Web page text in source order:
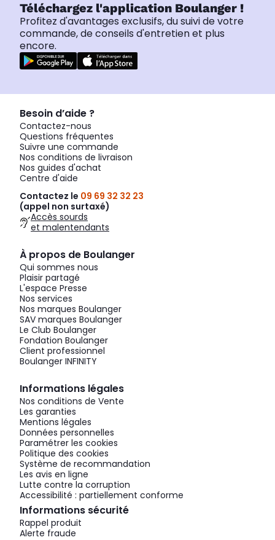
Téléchargez l'application Boulanger !
Profitez d'avantages exclusifs, du suivi de votre
commande, de conseils d'entretien et plus
encore.
Besoin d’aide ?
Contactez-nous
Questions fréquentes
Suivre une commande
Nos conditions de livraison
Nos guides d'achat
Centre d'aide
Contactez le 09 69 32 32 23
(appel non surtaxé)
Accès sourds
et malentendants
À propos de Boulanger
Qui sommes nous
Plaisir partagé
L'espace Presse
Nos services
Nos marques Boulanger
SAV marques Boulanger
Le Club Boulanger
Fondation Boulanger
Client professionnel
Boulanger INFINITY
Informations légales
Nos conditions de Vente
Les garanties
Mentions légales
Données personnelles
Paramétrer les cookies
Politique des cookies
Système de recommandation
Les avis en ligne
Lutte contre la corruption
Accessibilité : partiellement conforme
Informations sécurité
Rappel produit
Alerte fraude